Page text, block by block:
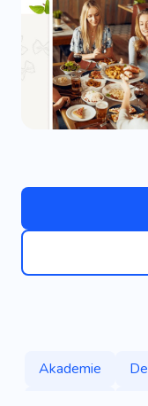
Akademie